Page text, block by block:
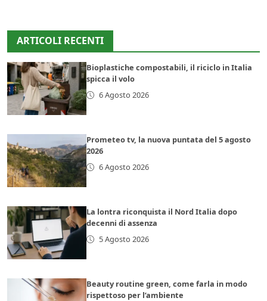
ARTICOLI RECENTI
Bioplastiche compostabili, il riciclo in Italia
spicca il volo
6 Agosto 2026
Prometeo tv, la nuova puntata del 5 agosto
2026
6 Agosto 2026
La lontra riconquista il Nord Italia dopo
decenni di assenza
5 Agosto 2026
Beauty routine green, come farla in modo
rispettoso per l’ambiente